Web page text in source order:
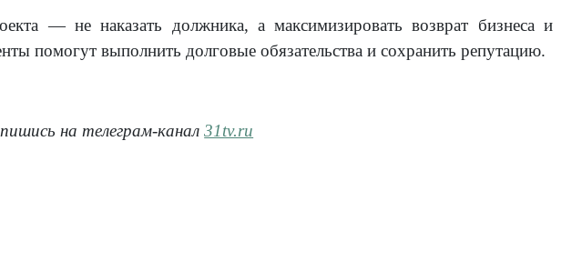
— не наказать должника, а максимизировать возврат бизнеса и
помогут выполнить долговые обязательства и сохранить репутацию.
на телеграм-канал31tv.ru